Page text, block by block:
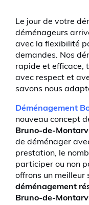
Le jour de votre
déménageurs
avec la flexibilité
demandes. Nos
rapide et efficace,
avec respect et
savons nous
Déménagement
nouveau concept
Bruno-de-
de déménager
prestation, le
participer ou non
offrons un meilleur
déménagement
Bruno-de-